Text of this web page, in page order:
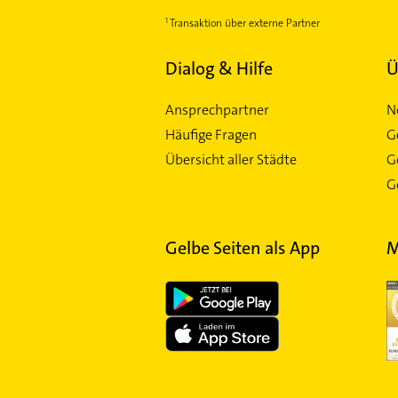
Transaktion über externe Partner
Dialog & Hilfe
Ansprechpartner
Häufige Fragen
Übersicht aller Städte
Gelbe Seiten als App